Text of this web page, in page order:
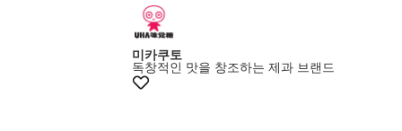
미카쿠토
독창적인 맛을 창조하는 제과 브랜드